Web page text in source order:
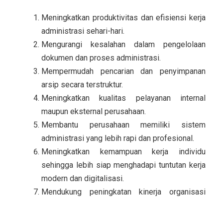
Meningkatkan produktivitas dan efisiensi kerja
administrasi sehari-hari.
Mengurangi kesalahan dalam pengelolaan
dokumen dan proses administrasi.
Mempermudah pencarian dan penyimpanan
arsip secara terstruktur.
Meningkatkan kualitas pelayanan internal
maupun eksternal perusahaan.
Membantu perusahaan memiliki sistem
administrasi yang lebih rapi dan profesional.
Meningkatkan kemampuan kerja individu
sehingga lebih siap menghadapi tuntutan kerja
modern dan digitalisasi.
Mendukung peningkatan kinerja organisasi